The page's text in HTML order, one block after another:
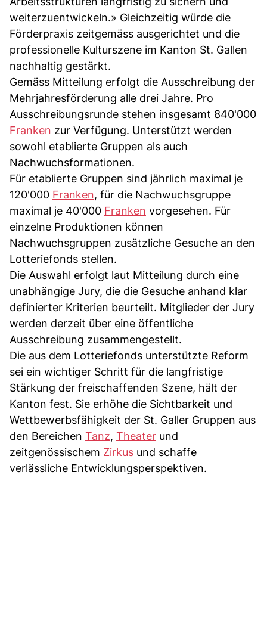
weiterzuentwickeln.» Gleichzeitig würde die
Förderpraxis zeitgemäss ausgerichtet und die
professionelle Kulturszene im Kanton St. Gallen
nachhaltig gestärkt.
Gemäss Mitteilung erfolgt die Ausschreibung der
Mehrjahresförderung alle drei Jahre. Pro
Ausschreibungsrunde stehen insgesamt 840'000
Franken zur Verfügung. Unterstützt werden
sowohl etablierte Gruppen als auch
Nachwuchsformationen.
Für etablierte Gruppen sind jährlich maximal je
120'000 Franken, für die Nachwuchsgruppe
maximal je 40'000 Franken vorgesehen. Für
einzelne Produktionen können
Nachwuchsgruppen zusätzliche Gesuche an den
Lotteriefonds stellen.
Die Auswahl erfolgt laut Mitteilung durch eine
unabhängige Jury, die die Gesuche anhand klar
definierter Kriterien beurteilt. Mitglieder der Jury
werden derzeit über eine öffentliche
Ausschreibung zusammengestellt.
Die aus dem Lotteriefonds unterstützte Reform
sei ein wichtiger Schritt für die langfristige
Stärkung der freischaffenden Szene, hält der
Kanton fest. Sie erhöhe die Sichtbarkeit und
Wettbewerbsfähigkeit der St. Galler Gruppen aus
den Bereichen Tanz, Theater und
zeitgenössischem Zirkus und schaffe
verlässliche Entwicklungsperspektiven.